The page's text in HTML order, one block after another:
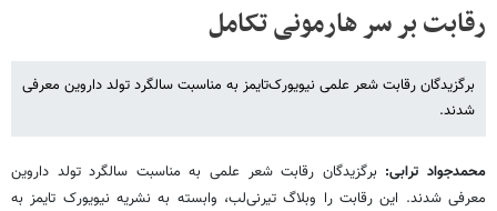
رقابت بر سر هارمونی تکامل
برگزیدگان رقابت شعر علمی نیویورک‌تایمز به مناسبت سالگرد تولد داروین معرفی
شدند.
محمدجواد ترابی: برگزیدگان رقابت شعر علمی به مناسبت سالگرد تولد داروین
معرفی شدند. این رقابت را وبلاگ تیرنی‌لب، وابسته به نشریه نیویورک‌ تایمز به